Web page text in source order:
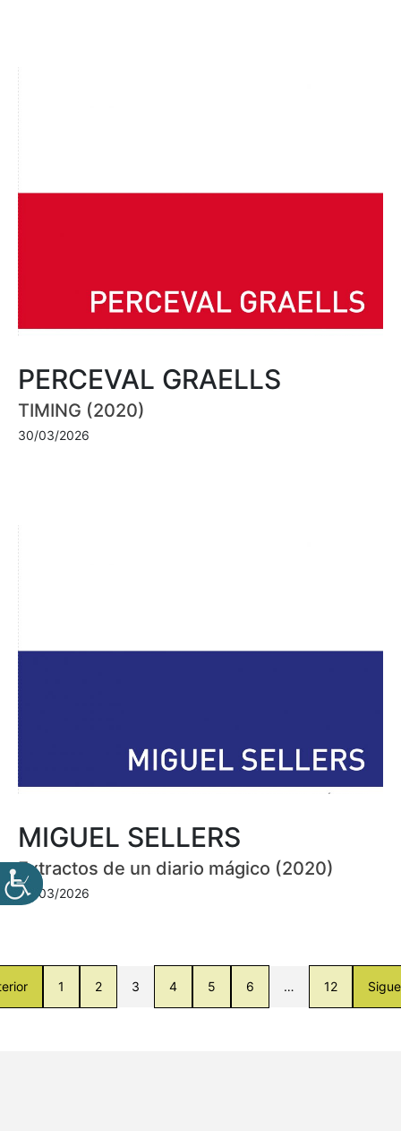
PERCEVAL GRAELLS
TIMING (2020)
30/03/2026
MIGUEL SELLERS
Extractos de un diario mágico (2020)
30/03/2026
1 2 3 4 5 6 … 12